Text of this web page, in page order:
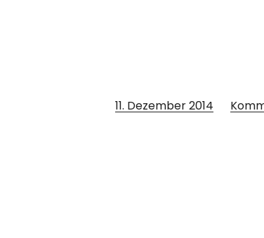
11. Dezember 2014